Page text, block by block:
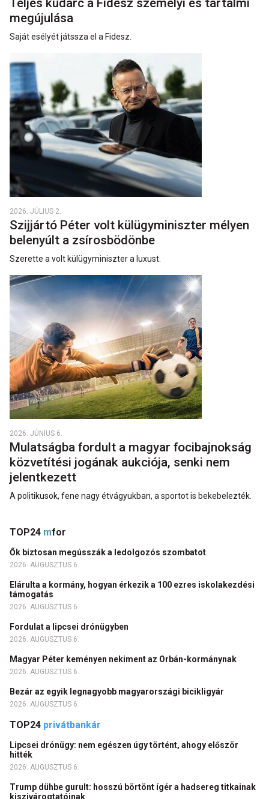
Teljes kudarc a Fidesz személyi és tartalmi
megújulása
Saját esélyét játssza el a Fidesz.
2026. JÚLIUS 2.
Szijjártó Péter volt külügyminiszter mélyen
belenyúlt a zsírosbödönbe
Szerette a volt külügyminiszter a luxust.
2026. JÚNIUS 6.
Mulatságba fordult a magyar focibajnokság
közvetítési jogának aukciója, senki nem
jelentkezett
A politikusok, fene nagy étvágyukban, a sportot is bekebelezték.
TOP24 mfor
Ők biztosan megússzák a ledolgozós szombatot
2026. AUGUSZTUS 6.
Elárulta a kormány, hogyan érkezik a 100 ezres iskolakezdési
támogatás
2026. AUGUSZTUS 6.
Fordulat a lipcsei drónügyben
2026. AUGUSZTUS 6.
Magyar Péter keményen nekiment az Orbán-kormánynak
2026. AUGUSZTUS 6.
Bezár az egyik legnagyobb magyarországi bicikligyár
2026. AUGUSZTUS 6.
TOP24 privátbankár
Lipcsei drónügy: nem egészen úgy történt, ahogy először
hitték
2026. AUGUSZTUS 6.
Trump dühbe gurult: hosszú börtönt ígér a hadsereg titkainak
kiszivárogtatóinak